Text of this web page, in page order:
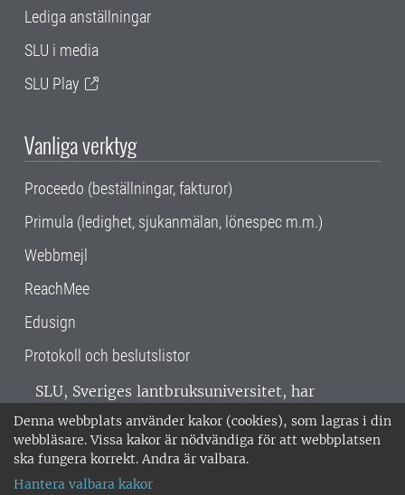
Denna webbplats använder kakor (cookies), som lagras i din
webbläsare. Vissa kakor är nödvändiga för att webbplatsen
ska fungera korrekt. Andra är valbara.
Hantera valbara kakor
Lediga anställningar
SLU i media
SLU Play
Vanliga verktyg
Proceedo (beställningar, fakturor)
Primula (ledighet, sjukanmälan, lönespec m.m.)
Webbmejl
ReachMee
Edusign
Protokoll och beslutslistor
SLU, Sveriges lantbruksuniversitet, har
verksamhet över hela Sverige. Huvudorter är
Alnarp, Uppsala och Umeå.SLU är
miljöcertifierat enligt ISO 14001. •
018-67 10 00 • Org nr: 202100-2817 •